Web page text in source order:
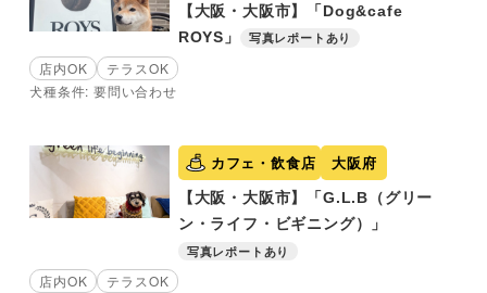
【大阪・大阪市】「Dog&cafe
ROYS」
写真レポートあり
店内OK
テラスOK
犬種条件: 要問い合わせ
カフェ・飲食店 大阪府
【大阪・大阪市】「G.L.B（グリー
ン・ライフ・ビギニング）」
写真レポートあり
店内OK
テラスOK